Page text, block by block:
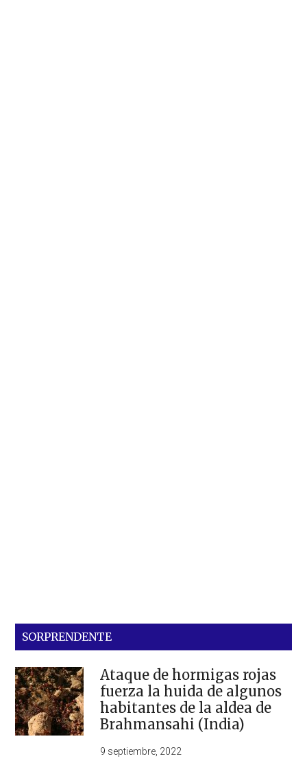
SORPRENDENTE
Ataque de hormigas rojas
fuerza la huida de algunos
habitantes de la aldea de
Brahmansahi (India)
9 septiembre, 2022